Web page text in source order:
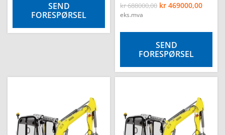
SEND
FORESPØRSEL
kr688000,00 kr 469000,00
eks.mva
SEND
FORESPØRSEL